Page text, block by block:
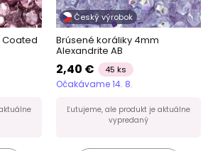
Coated
Český výrobok
Brúsené koráliky 4mm
Alexandrite AB
2,40 € 45 ks
Očakávame 14. 8.
Ľutujeme, ale produkt je aktuálne
vypredaný